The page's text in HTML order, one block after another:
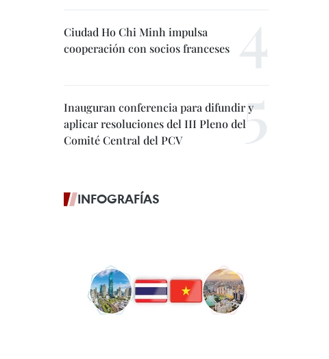
Ciudad Ho Chi Minh impulsa
cooperación con socios franceses
Inauguran conferencia para difundir y
aplicar resoluciones del III Pleno del
Comité Central del PCV
INFOGRAFÍAS